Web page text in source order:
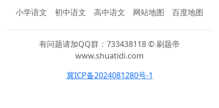
小学语文 初中语文 高中语文 网站地图 百度地图
有问题请加QQ群：733438118 © 刷题帝
www.shuatidi.com
冀ICP备2024081280号-1